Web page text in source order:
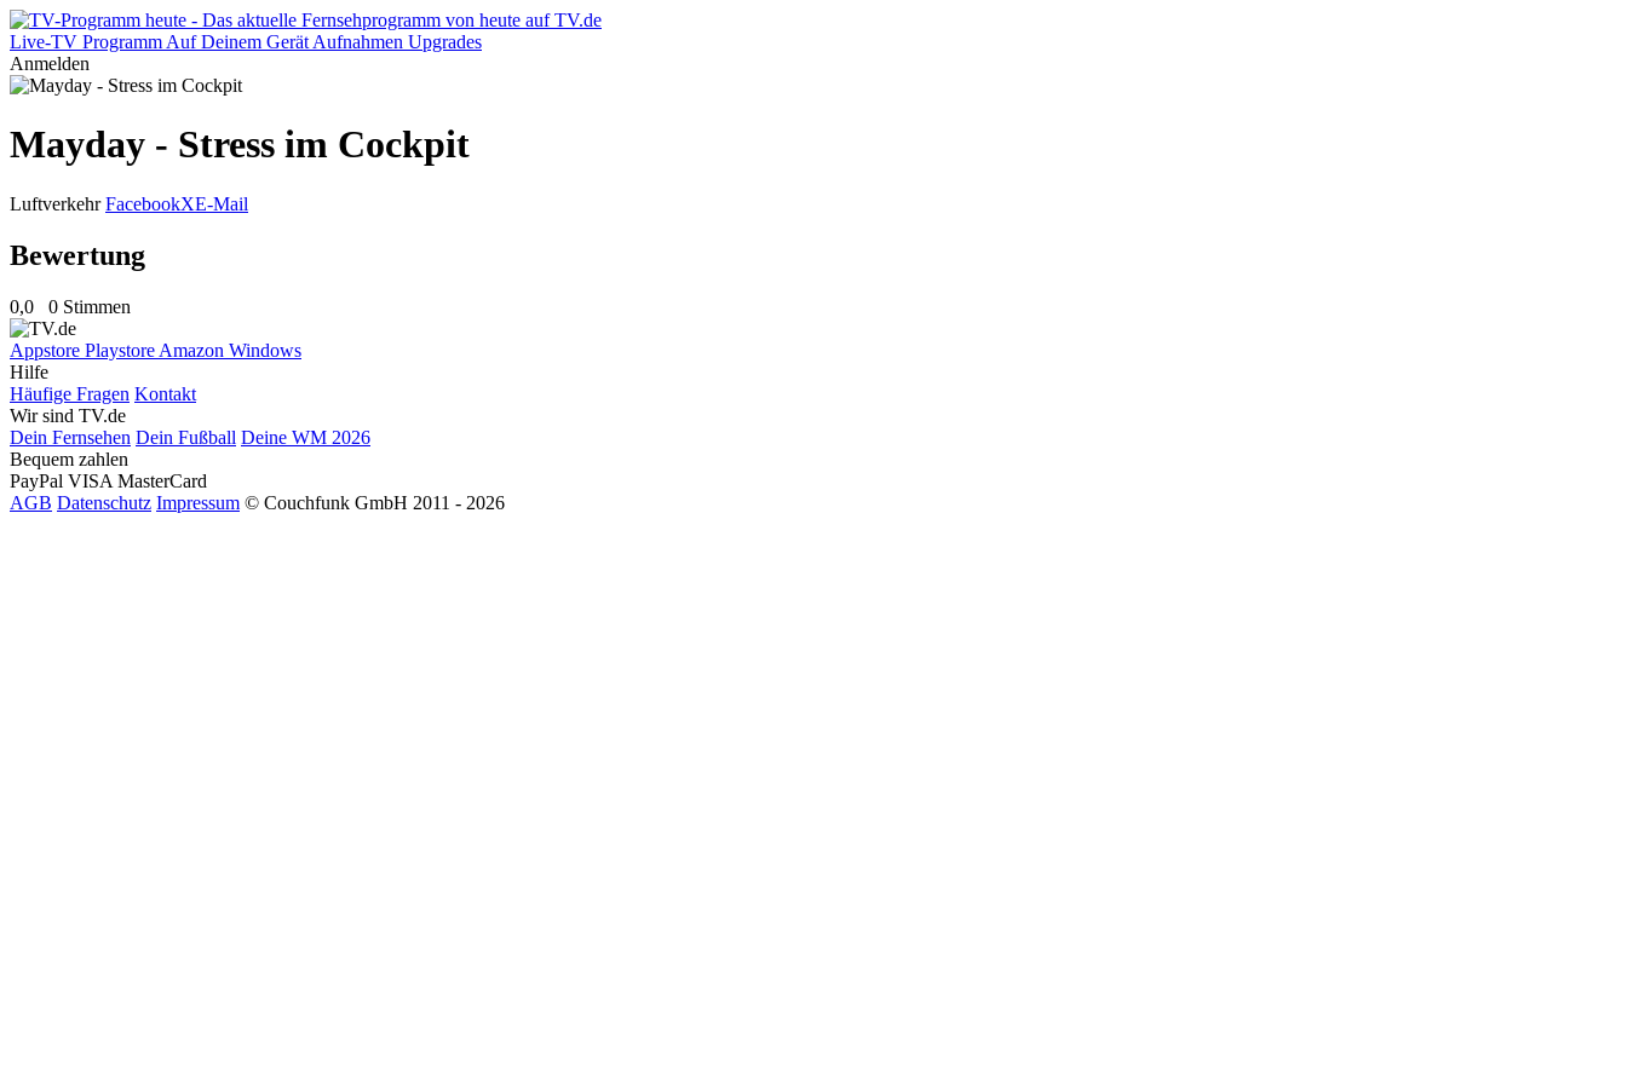
Live-TV Programm Auf Deinem Gerät Aufnahmen Upgrades
Anmelden
Mayday - Stress im Cockpit
Luftverkehr FacebookXE-Mail
Bewertung
0,0 0 Stimmen
Appstore Playstore Amazon Windows
Hilfe
Häufige Fragen Kontakt
Wir sind TV.de
Dein Fernsehen Dein Fußball Deine WM 2026
Bequem zahlen
PayPal VISA MasterCard
AGB Datenschutz Impressum © Couchfunk GmbH 2011 - 2026